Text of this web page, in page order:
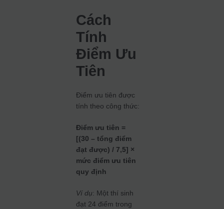
Cách
Tính
Điểm Ưu
Tiên
Điểm ưu tiên được
tính theo công thức:
Điểm ưu tiên =
[(30 – tổng điểm
đạt được) / 7,5] ×
mức điểm ưu tiên
quy định
Ví dụ: Một thí sinh
đạt 24 điểm trong